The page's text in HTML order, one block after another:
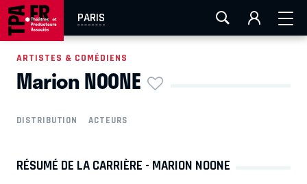
PARIS
AIX-MARSEILLE LA ROCHELLE
EN TOURNÉE
ARTISTES & COMÉDIENS
Marion NOONE
DISTRIBUTION ACTEURS
RÉSUMÉ DE LA CARRIÈRE - MARION NOONE